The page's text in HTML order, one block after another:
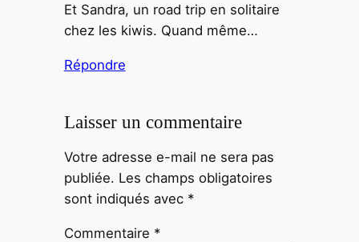
Et Sandra, un road trip en solitaire
chez les kiwis. Quand même…
Répondre
Laisser un commentaire
Votre adresse e-mail ne sera pas
publiée. Les champs obligatoires
sont indiqués avec *
Commentaire *